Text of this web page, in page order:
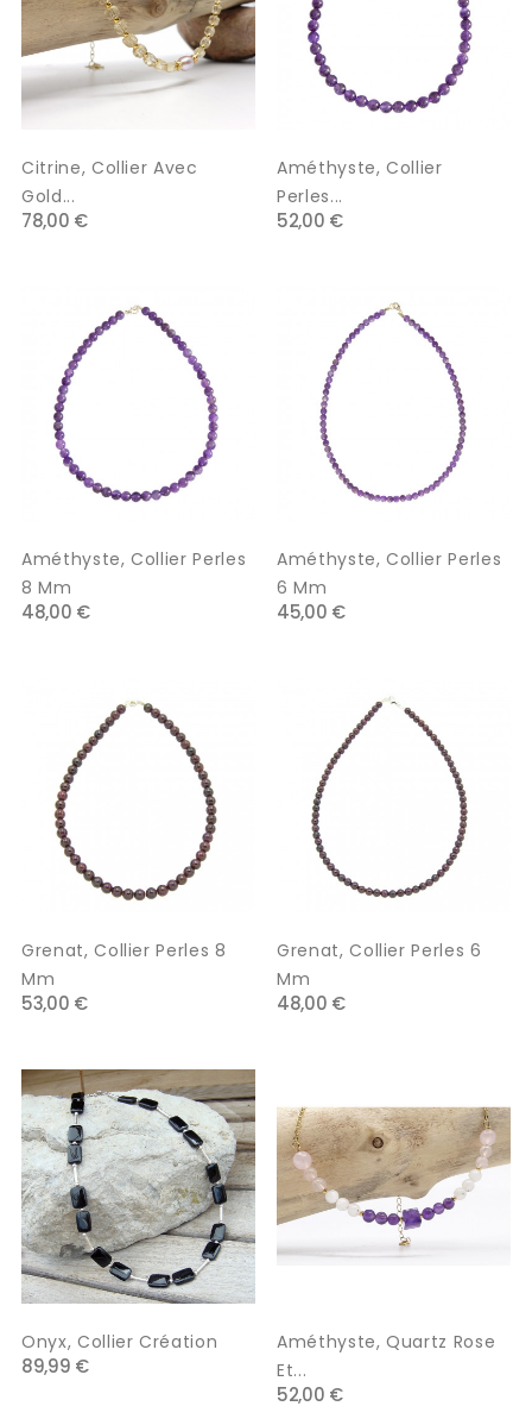
Citrine, Collier Avec
Gold...
78,00 €
Améthyste, Collier
Perles...
52,00 €
Améthyste, Collier Perles
8 Mm
48,00 €
Améthyste, Collier Perles
6 Mm
45,00 €
Grenat, Collier Perles 8
Mm
53,00 €
Grenat, Collier Perles 6
Mm
48,00 €
Onyx, Collier Création
89,99 €
Améthyste, Quartz Rose
Et...
52,00 €